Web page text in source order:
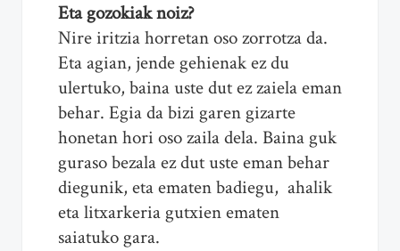
Eta gozokiak noiz?
Nire iritzia horretan oso zorrotza da.
Eta agian, jende gehienak ez du
ulertuko, baina uste dut ez zaiela eman
behar. Egia da bizi garen gizarte
honetan hori oso zaila dela. Baina guk
guraso bezala ez dut uste eman behar
diegunik, eta ematen badiegu, ahalik
eta litxarkeria gutxien ematen
saiatuko gara.